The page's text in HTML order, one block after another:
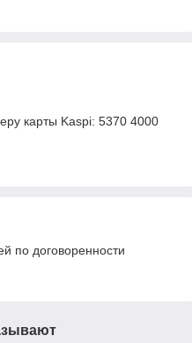
карты Kaspi: 5370 4000
по договоренности